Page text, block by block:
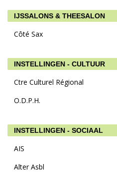
IJSSALONS & THEESALON
Côté Sax
INSTELLINGEN - CULTUUR
Ctre Culturel Régional
O.D.P.H.
INSTELLINGEN - SOCIAAL
AIS
Alter Asbl